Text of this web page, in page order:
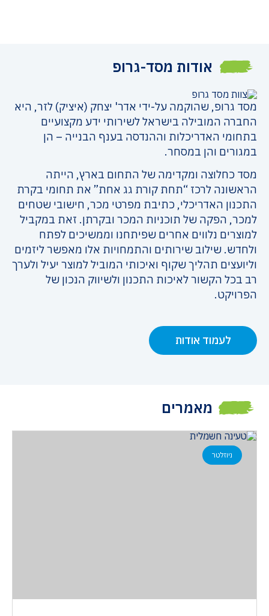
אודות מסד-גרופ
מסד גרופ, שהוקמה על-ידי אדר' יצחק (איציק) לזר, היא
החברה המובילה בישראל לשירותי ידע מקצועיים
בתחומי האדריכלות וההנדסה בענף הבנייה – הן
במגורים והן במסחר.
מסד כחלוצה ומקדימה של התחום בארץ, הייתה
הראשונה לרכז “תחת קורת גג אחת” את תחומי בקרת
התכנון האדריכלי, כתיבת מפרטי מכר, חישובי שטחים
למכר, הפקה של תוכניות המכר ובקרתן. זאת במקביל
למוצרים נלווים אחרים שפיתחנו וממשיכים לפתח
ולחדש. שילוב שירותים והתמחויות אלו מאפשר ליזמים
וליועצים תהליך שקוף ואיכותי המוביל למוצר יעיל ולערך
רב בכל הקשור לאיכות התכנון ולשיווק הנכון של
הפרויקט.
לעמוד אודות
מאמרים
ניוזלטר